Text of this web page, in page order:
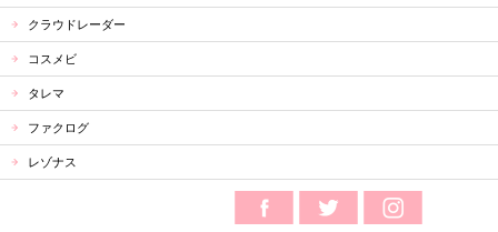
クラウドレーダー
コスメビ
タレマ
ファクログ
レゾナス